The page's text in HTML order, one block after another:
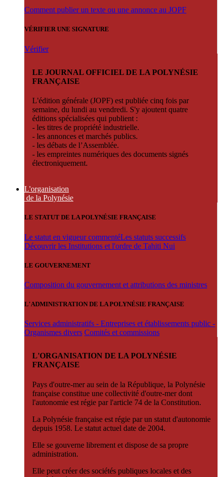
Comment publier un texte ou une annonce au JOPF
VÉRIFIER UNE SIGNATURE
Vérifier
LE JOURNAL OFFICIEL DE LA POLYNÉSIE
FRANÇAISE
L'édition générale (JOPF) est publiée cinq fois par
semaine, du lundi au vendredi. S'y ajoutent quatre
éditions spécialisées qui publient :
- les titres de propriété industrielle.
- les annonces et marchés publics.
- les débats de l’Assemblée.
- les empreintes numériques des documents signés
électroniquement.
L'organisation
de la Polynésie
LE STATUT DE LA POLYNÉSIE FRANÇAISE
Le statut en vigueur commentéLes statuts successifs
Découvrir les Institutions et l'ordre de Tahiti Nui
LE GOUVERNEMENT
Composition du gouvernement et attributions des ministres
L'ADMINISTRATION DE LA POLYNÉSIE FRANÇAISE
Services administratifs - Entreprises et établissements public -
Organismes divers Comités et commissions
L'ORGANISATION DE LA POLYNÉSIE
FRANÇAISE
Pays d'outre-mer au sein de la République, la Polynésie
française constitue une collectivité d'outre-mer dont
l'autonomie est régie par l'article 74 de la Constitution.
La Polynésie française est régie par un statut d'autonomie
depuis 1958. Le statut actuel date de 2004.
Elle se gouverne librement et dispose de sa propre
administration.
Elle peut créer des sociétés publiques locales et des